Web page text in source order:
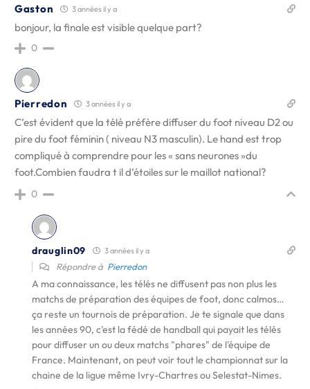
Gaston 3 années il y a
bonjour, la finale est visible quelque part?
0
Pierredon 3 années il y a
C’est évident que la télé préfère diffuser du foot niveau D2 ou
pire du foot féminin ( niveau N3 masculin). Le hand est trop
compliqué à comprendre pour les « sans neurones »du
foot.Combien faudra t il d’étoiles sur le maillot national?
0
drauglin09 3 années il y a
Répondre à Pierredon
A ma connaissance, les télés ne diffusent pas non plus les
matchs de préparation des équipes de foot, donc calmos…
ça reste un tournois de préparation. Je te signale que dans
les années 90, c'est la fédé de handball qui payait les télés
pour diffuser un ou deux matchs "phares" de l'équipe de
France. Maintenant, on peut voir tout le championnat sur la
chaine de la ligue même Ivry-Chartres ou Selestat-Nimes.